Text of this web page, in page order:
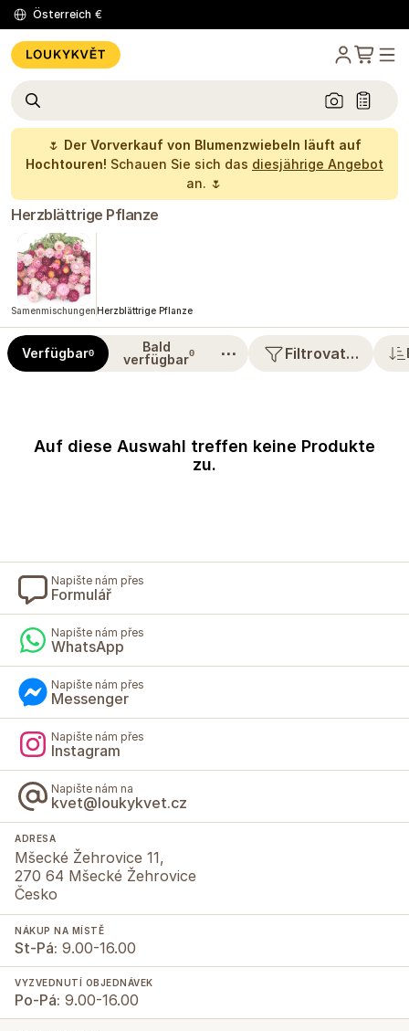
Österreich €
🌷 Der Vorverkauf von Blumenzwiebeln läuft auf
Hochtouren! Schauen Sie sich das diesjährige Angebot
an. 🌷
Herzblättrige Pflanze
SamenmischungenHerzblättrige Pflanze
Verfügbar0
Bald
verfügbar0 ⋯ Filtrovat…
Auf diese Auswahl treffen keine Produkte
zu.
Napište nám přes
Formulář
Napište nám přes
WhatsApp
Napište nám přes
Messenger
Napište nám přes
Instagram
Napište nám na
kvet@loukykvet.cz
ADRESA
Mšecké Žehrovice 11,
270 64 Mšecké Žehrovice
Česko
NÁKUP NA MÍSTĚ
St-Pá: 9.00-16.00
VYZVEDNUTÍ OBJEDNÁVEK
Po-Pá: 9.00-16.00